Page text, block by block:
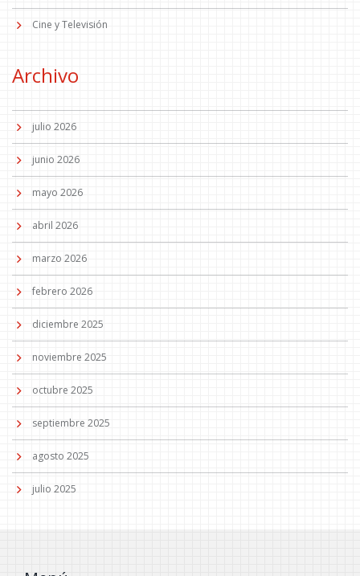
Cine y Televisión
Archivo
julio 2026
junio 2026
mayo 2026
abril 2026
marzo 2026
febrero 2026
diciembre 2025
noviembre 2025
octubre 2025
septiembre 2025
agosto 2025
julio 2025